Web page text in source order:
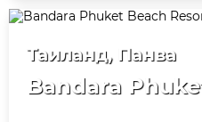
Таиланд, Панва
Bandara